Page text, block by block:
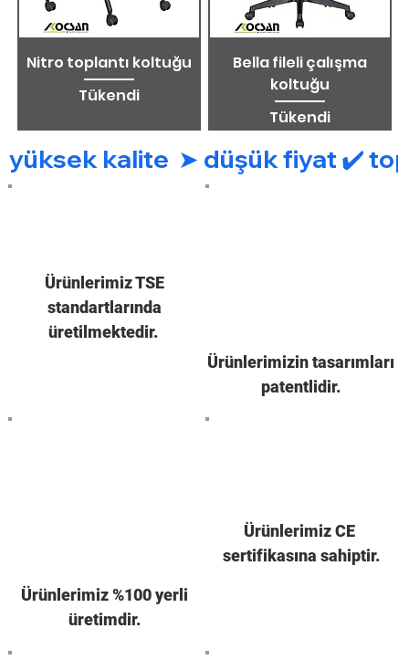
Ürünlerimiz TSE
standartlarında
üretilmektedir.
Ürünlerimizin tasarımları
patentlidir.
Ürünlerimiz %100 yerli
üretimdir.
Ürünlerimiz CE
sertifikasına sahiptir.
yüksek kalite  ➤ düşük fiyat ✔️
Nitro toplantı koltuğu
Tükendi
Bella fileli çalışma
koltuğu
Tükendi